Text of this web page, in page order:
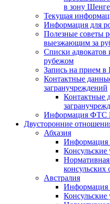
в зону
Текущая
Информация для
Полезные советы
выезжающим за
Списки
рубежом
Запись на прием
Контактные
загранучреждений
Контактные
Информация ФТС
Двусторонние
Абхазия
Информация
Нормативная
Австралия
Информация